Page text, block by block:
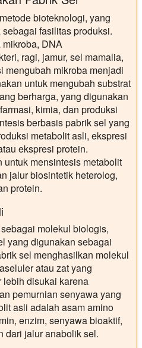
bioteknologi, yang
fasilitas produksi.
DNA
ragi, jamur, sel mamalia,
mengubah mikroba menjadi
untuk mengubah substrat
berharga, yang digunakan
kimia, dan produksi
berbasis pabrik sel yang
metabolit asli, ekspresi
ekspresi protein.
mensintesis metabolit
jalur biosintetik heterolog,
protein.
molekul biologis,
yang digunakan sebagai
sel menghasilkan molekul
atau zat yang
lebih disukai karena
pemurnian senyawa yang
asli adalah asam amino
enzim, senyawa bioaktif,
dari jalur anabolik sel.